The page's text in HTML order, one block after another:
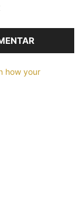
how your